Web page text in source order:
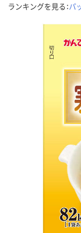
ランキングを見る：パ